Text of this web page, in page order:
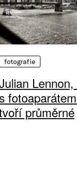
fotografie
s
průměrné